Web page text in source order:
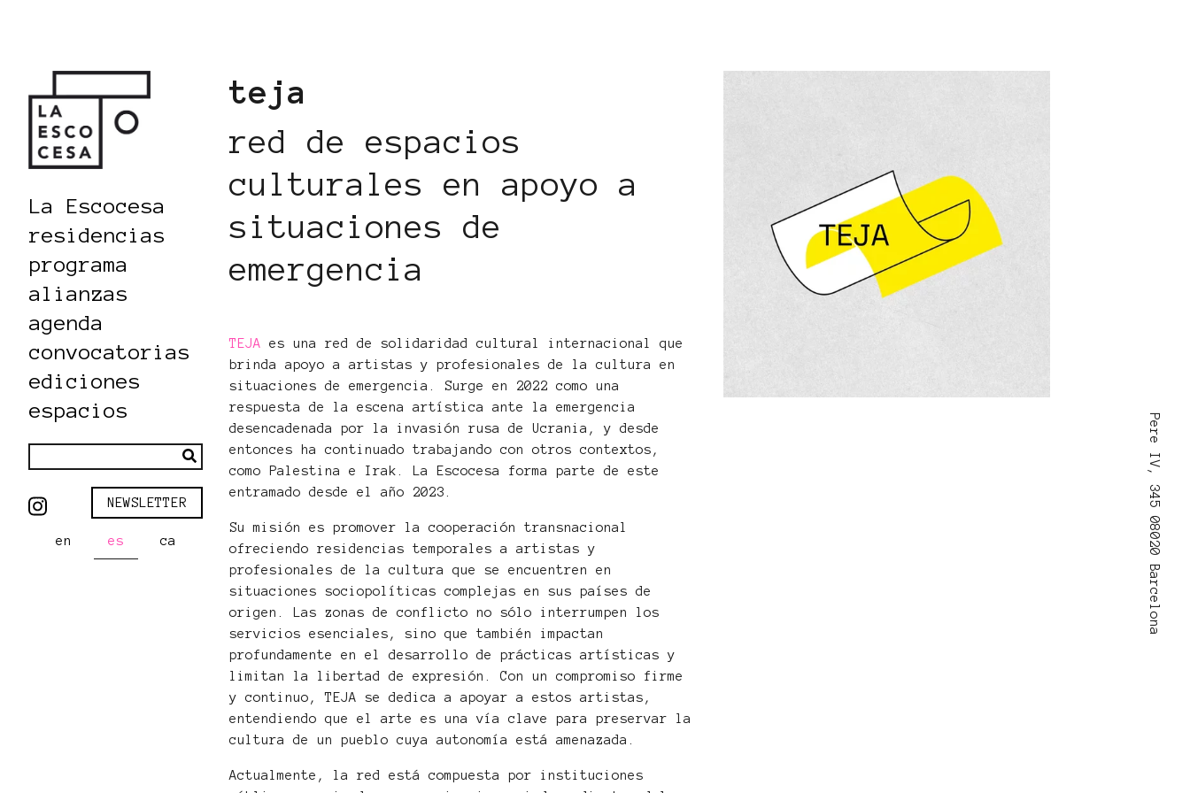
Pere IV, 345 08020 Barcelona
La Escocesa
residencias
programa
alianzas
agenda
convocatorias
ediciones
espacios
NEWSLETTER
en es ca
teja
red de espacios
culturales en apoyo a
situaciones de
emergencia
TEJA es una red de solidaridad cultural internacional que
brinda apoyo a artistas y profesionales de la cultura en
situaciones de emergencia. Surge en 2022 como una
respuesta de la escena artística ante la emergencia
desencadenada por la invasión rusa de Ucrania, y desde
entonces ha continuado trabajando con otros contextos,
como Palestina e Irak. La Escocesa forma parte de este
entramado desde el año 2023.
Su misión es promover la cooperación transnacional
ofreciendo residencias temporales a artistas y
profesionales de la cultura que se encuentren en
situaciones sociopolíticas complejas en sus países de
origen. Las zonas de conflicto no sólo interrumpen los
servicios esenciales, sino que también impactan
profundamente en el desarrollo de prácticas artísticas y
limitan la libertad de expresión. Con un compromiso firme
y continuo, TEJA se dedica a apoyar a estos artistas,
entendiendo que el arte es una vía clave para preservar la
cultura de un pueblo cuya autonomía está amenazada.
Actualmente, la red está compuesta por instituciones